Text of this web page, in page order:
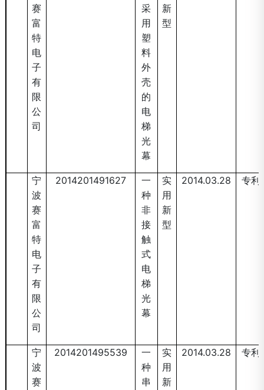
赛
富
特
电
子
有
限
公
司
采
用
塑
料
外
壳
的
电
梯
光
幕
新
型
宁
波
赛
富
特
电
子
有
限
公
司
2014201491627
一
种
非
接
触
式
电
梯
光
幕
实
用
新
型
2014.03.28 专利
宁
波
赛
2014201495539
一
种
串
实
用
新
2014.03.28 专利